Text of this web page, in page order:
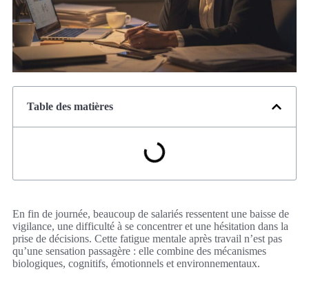
Table des matières
En fin de journée, beaucoup de salariés ressentent une baisse de
vigilance, une difficulté à se concentrer et une hésitation dans la
prise de décisions. Cette fatigue mentale après travail n’est pas
qu’une sensation passagère : elle combine des mécanismes
biologiques, cognitifs, émotionnels et environnementaux.